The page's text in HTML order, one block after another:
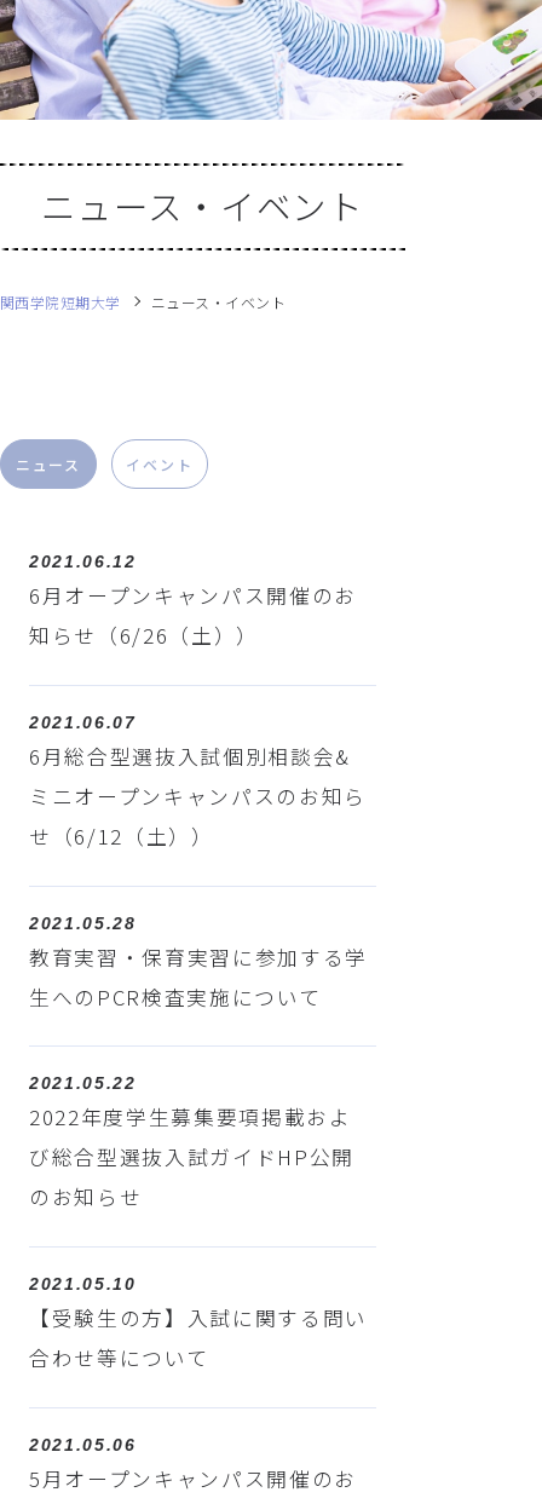
ニュース・イベント
関西学院短期大学 ニュース・イベント
ニュース イベント
2021.06.12
6月オープンキャンパス開催のお
知らせ（6/26（土））
2021.06.07
6月総合型選抜入試個別相談会&
ミニオープンキャンパスのお知ら
せ（6/12（土））
2021.05.28
教育実習・保育実習に参加する学
生へのPCR検査実施について
2021.05.22
2022年度学生募集要項掲載およ
び総合型選抜入試ガイドHP公開
のお知らせ
2021.05.10
【受験生の方】入試に関する問い
合わせ等について
2021.05.06
5月オープンキャンパス開催のお